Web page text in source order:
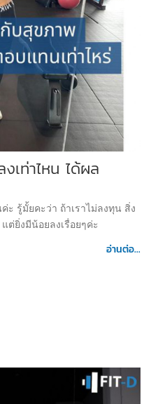
เท่าไหน ได้ผล
รู้มั้ยคะว่า ถ้าเราไม่ลงทุน สิ่ง
ต่ยิ่งมีน้อยลงเรื่อยๆค่ะ
อ่านต่อ...